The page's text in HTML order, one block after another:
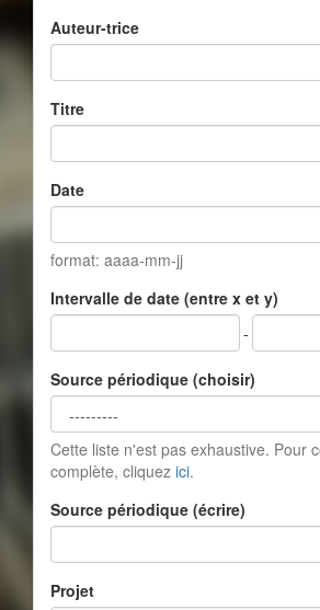
Auteur-trice
Titre
Date
format: aaaa-mm-jj
Intervalle de date (entre x et y)
-
Source périodique (choisir)
Cette liste n'est pas exhaustive. Pour
complète, cliquez ici.
Source périodique (écrire)
Projet